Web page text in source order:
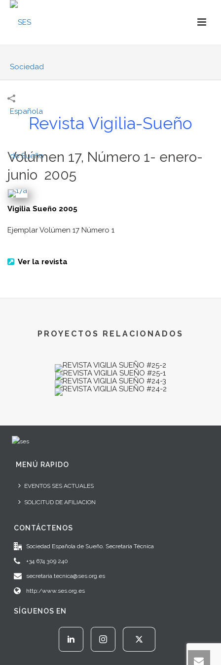
Revista Vigilia-Sueño
Volúmen 17, Número 1- enero-
junio 2005
Vigilia Sueño 2005
Ejemplar Volúmen 17 Número 1
Ver la revista
PROYECTOS RELACIONADOS
MENÚ RAPIDO
EVENTOS SES ACTUALES
SOLICITUD DE AFILIACION
CONTÁCTENOS
Sociedad Española de Sueño. Secretaría Técnica
+34 674 309 240
secretaria.tecnica@ses.org.es
http:/www.ses.org.es
SÍGUENOS EN